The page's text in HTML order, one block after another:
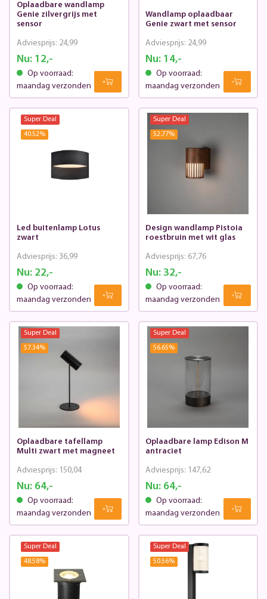
Oplaadbare wandlamp
Genie zilvergrijs met
sensor
Nu:12,-
Adviesprijs: 24,99
Op voorraad:
maandag verzonden
Wandlamp oplaadbaar
Genie zwart met sensor
Nu: 14,-
Adviesprijs: 24,99
Op voorraad:
maandag verzonden
Super Deal
40.52%
Led buitenlamp Lotus
zwart
Nu:22,-
Adviesprijs: 36,99
Op voorraad:
maandag verzonden
Super Deal
52.77%
Design wandlamp Pistoia
roestbruin met wit glas
Nu: 32,-
Adviesprijs: 67,76
Op voorraad:
maandag verzonden
Super Deal
57.34%
Oplaadbare tafellamp
Multi zwart met magneet
Nu:64,-
Adviesprijs: 150,04
Op voorraad:
maandag verzonden
Super Deal
56.65%
Oplaadbare lamp Edison M
antraciet
Nu: 64,-
Adviesprijs: 147,62
Op voorraad:
maandag verzonden
Super Deal
48.58%
Super Deal
50.56%